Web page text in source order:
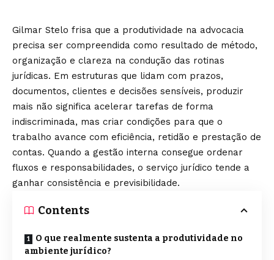
Gilmar Stelo frisa que a produtividade na advocacia
precisa ser compreendida como resultado de método,
organização e clareza na condução das rotinas
jurídicas. Em estruturas que lidam com prazos,
documentos, clientes e decisões sensíveis, produzir
mais não significa acelerar tarefas de forma
indiscriminada, mas criar condições para que o
trabalho avance com eficiência, retidão e prestação de
contas. Quando a gestão interna consegue ordenar
fluxos e responsabilidades, o serviço jurídico tende a
ganhar consistência e previsibilidade.
Contents
O que realmente sustenta a produtividade no
ambiente jurídico?